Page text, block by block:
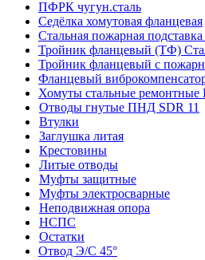
ПФРК чугун.сталь
Седёлка хомутовая фланцевая
Стальная пожарная
Тройник фланцевый (ТФ)
Тройник фланцевый с
Фланцевый
Хомуты стальные ремонтные
Отводы гнутые ПНД SDR 11
Втулки
Заглушка литая
Крестовины
Литые отводы
Муфты защитные
Муфты электросварные
Неподвижная опора
НСПС
Остатки
Отвод Э/С 45°